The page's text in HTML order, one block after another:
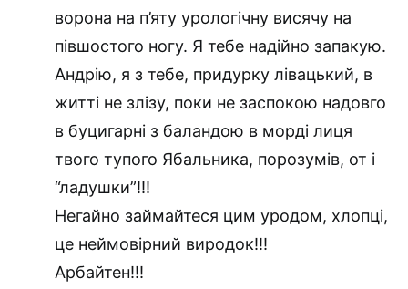
ворона на п’яту урологічну висячу на
півшостого ногу. Я тебе надійно запакую.
Андрію, я з тебе, придурку лівацький, в
житті не злізу, поки не заспокою надовго
в буцигарні з баландою в морді лиця
твого тупого Ябальника, порозумів, от і
“ладушки”!!!
Негайно займайтеся цим уродом, хлопці,
це неймовірний виродок!!!
Арбайтен!!!